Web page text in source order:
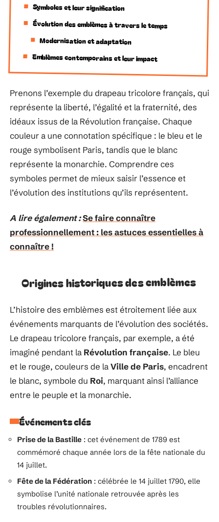
Symboles et leur signification
Évolution des emblèmes à travers le temps
Modernisation et adaptation
Emblèmes contemporains et leur impact
Prenons l’exemple du drapeau tricolore français, qui
représente la liberté, l’égalité et la fraternité, des
idéaux issus de la Révolution française. Chaque
couleur a une connotation spécifique : le bleu et le
rouge symbolisent Paris, tandis que le blanc
représente la monarchie. Comprendre ces
symboles permet de mieux saisir l’essence et
l’évolution des institutions qu’ils représentent.
A lire également :Se faire connaître
professionnellement : les astuces essentielles à
connaître !
Origines historiques des emblèmes
L’histoire des emblèmes est étroitement liée aux
événements marquants de l’évolution des sociétés.
Le drapeau tricolore français, par exemple, a été
imaginé pendant la Révolution française. Le bleu
et le rouge, couleurs de laVille de Paris, encadrent
le blanc, symbole du Roi, marquant ainsi l’alliance
entre le peuple et la monarchie.
Événements clés
Prise de la Bastille : cet événement de 1789 est
commémoré chaque année lors de la fête nationale du
14 juillet.
Fête de la Fédération : célébrée le 14 juillet 1790, elle
symbolise l’unité nationale retrouvée après les
troubles révolutionnaires.